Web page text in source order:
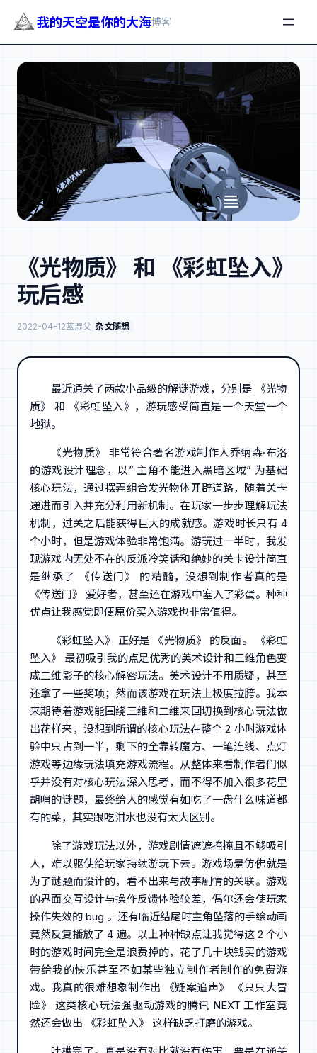
我的天空是你的大海博客
《光物质》 和 《彩虹坠入》
玩后感
2022-04-12蓝湿父 杂文随想
最近通关了两款小品级的解谜游戏，分别是 《光物
质》 和 《彩虹坠入》，游玩感受简直是一个天堂一个
地狱。
《光物质》 非常符合著名游戏制作人乔纳森·布洛
的游戏设计理念，以” 主角不能进入黑暗区域” 为基础
核心玩法，通过摆弄组合发光物体开辟道路，随着关卡
递进而引入并充分利用新机制。在玩家一步步理解玩法
机制，过关之后能获得巨大的成就感。游戏时长只有 4
个小时，但是游戏体验非常饱满。游玩过一半时，我发
现游戏内无处不在的反派冷笑话和绝妙的关卡设计简直
是继承了 《传送门》 的精髓，没想到制作者真的是
《传送门》 爱好者，甚至还在游戏中塞入了彩蛋。种种
优点让我感觉即便原价买入游戏也非常值得。
《彩虹坠入》 正好是 《光物质》 的反面。 《彩虹
坠入》 最初吸引我的点是优秀的美术设计和三维角色变
成二维影子的核心解密玩法。美术设计不用质疑，甚至
还拿了一些奖项；然而该游戏在玩法上极度拉胯。我本
来期待着游戏能围绕三维和二维来回切换到核心玩法做
出花样来，没想到所谓的核心玩法在整个 2 小时游戏体
验中只占到一半，剩下的全靠转魔方、一笔连线、点灯
游戏等边缘玩法填充游戏流程。从整体来看制作者们似
乎并没有对核心玩法深入思考，而不得不加入很多花里
胡哨的谜题，最终给人的感觉有如吃了一盘什么味道都
有的菜，其实跟吃泔水也没有太大区别。
除了游戏玩法以外，游戏剧情遮遮掩掩且不够吸引
人，难以驱使给玩家持续游玩下去。游戏场景仿佛就是
为了谜题而设计的，看不出来与故事剧情的关联。游戏
的界面交互设计与操作反馈体验较差，偶尔还会使玩家
操作失效的 bug 。还有临近结尾时主角坠落的手绘动画
竟然反复播放了 4 遍。以上种种缺点让我觉得这 2 个小
时的游戏时间完全是浪费掉的，花了几十块钱买的游戏
带给我的快乐甚至不如某些独立制作者制作的免费游
戏。我真的很难想象制作出 《疑案追声》 《只只大冒
险》 这类核心玩法强驱动游戏的腾讯 NEXT 工作室竟
然还会做出 《彩虹坠入》 这样缺乏打磨的游戏。